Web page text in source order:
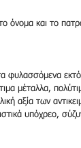
και το
φυλασσόμενα
μέταλλα,
αξία των
υπόχρεο,